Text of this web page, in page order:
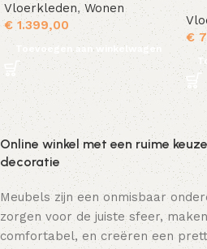
Vloerkleden,Wonen
€ 1.399,00
Toevoegen aan winkelwagen
€
Online winkel met een ruime
decoratie
Meubels zijn een onmisbaar
zorgen voor de juiste sfeer,
comfortabel, en creëren een